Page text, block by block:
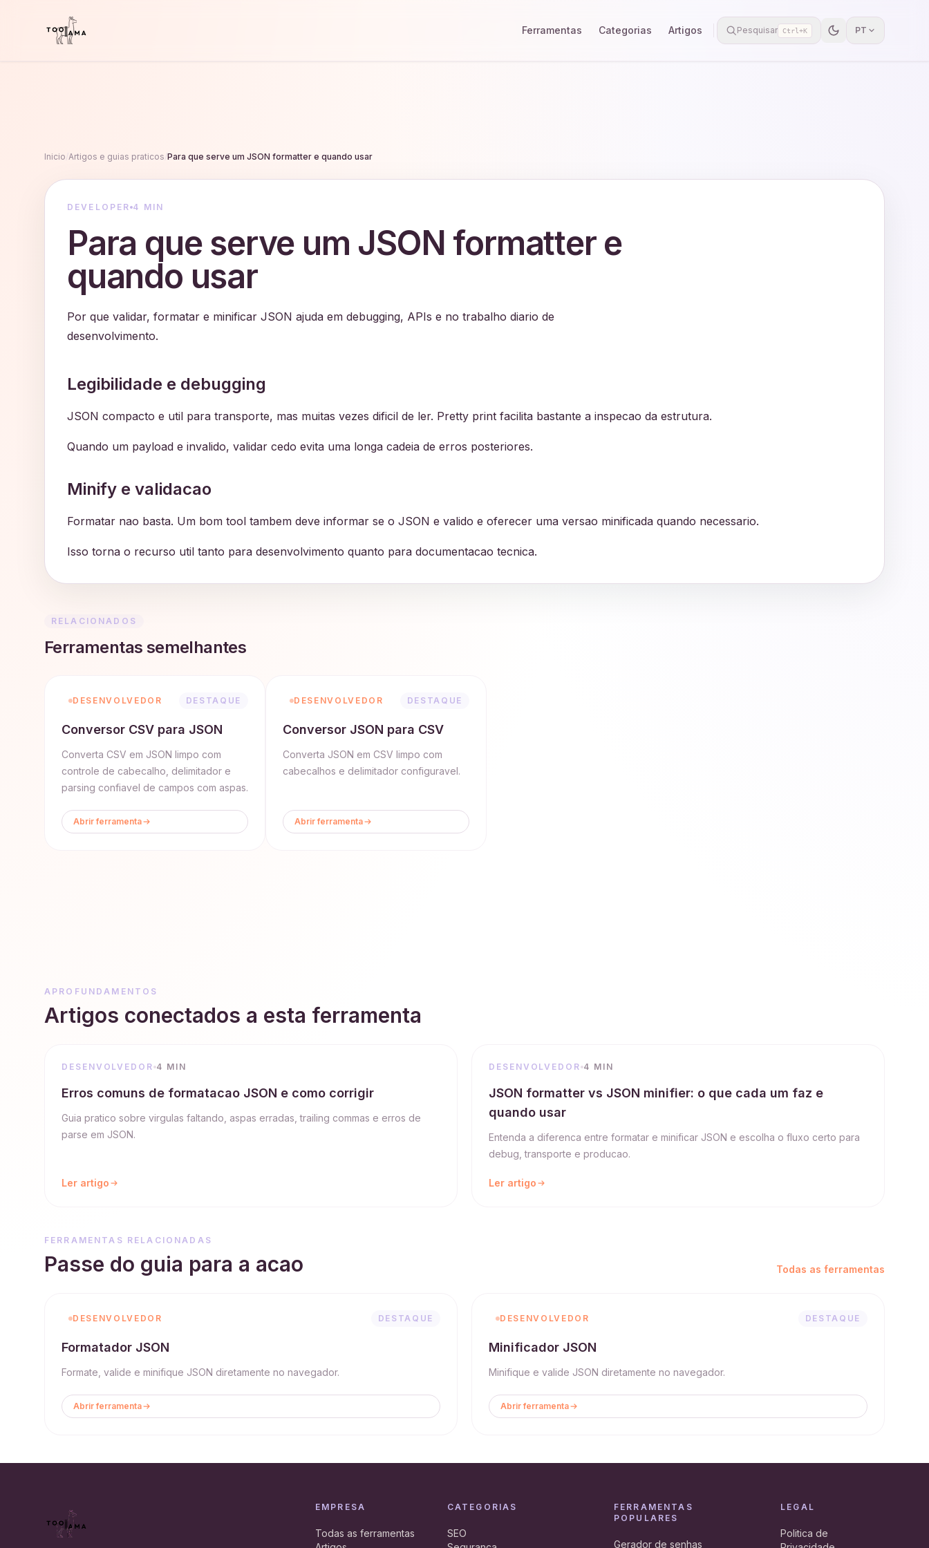
Ferramentas Categorias Artigos Pesquisar Ctrl+K PT
Inicio Artigos e guias praticos Para que serve um JSON formatter e quando usar
DEVELOPER 4 MIN
Para que serve um JSON formatter e
quando usar
Por que validar, formatar e minificar JSON ajuda em debugging, APIs e no trabalho diario de
desenvolvimento.
Legibilidade e debugging
JSON compacto e util para transporte, mas muitas vezes dificil de ler. Pretty print facilita bastante a inspecao da estrutura.
Quando um payload e invalido, validar cedo evita uma longa cadeia de erros posteriores.
Minify e validacao
Formatar nao basta. Um bom tool tambem deve informar se o JSON e valido e oferecer uma versao minificada quando necessario.
Isso torna o recurso util tanto para desenvolvimento quanto para documentacao tecnica.
RELACIONADOS
Ferramentas semelhantes
DESENVOLVEDOR DESTAQUE
Conversor CSV para JSON
Converta CSV em JSON limpo com
controle de cabecalho, delimitador e
parsing confiavel de campos com aspas.
Abrir ferramenta
DESENVOLVEDOR DESTAQUE
Conversor JSON para CSV
Converta JSON em CSV limpo com
cabecalhos e delimitador configuravel.
Abrir ferramenta
APROFUNDAMENTOS
Artigos conectados a esta ferramenta
DESENVOLVEDOR 4 MIN
Erros comuns de formatacao JSON e como corrigir
Guia pratico sobre virgulas faltando, aspas erradas, trailing commas e erros de
parse em JSON.
Ler artigo
DESENVOLVEDOR 4 MIN
JSON formatter vs JSON minifier: o que cada um faz e
quando usar
Entenda a diferenca entre formatar e minificar JSON e escolha o fluxo certo para
debug, transporte e producao.
Ler artigo
FERRAMENTAS RELACIONADAS
Passe do guia para a acao Todas as ferramentas
DESENVOLVEDOR DESTAQUE
Formatador JSON
Formate, valide e minifique JSON diretamente no navegador.
Abrir ferramenta
DESENVOLVEDOR DESTAQUE
Minificador JSON
Minifique e valide JSON diretamente no navegador.
Abrir ferramenta
EMPRESA
Todas as ferramentas
CATEGORIAS
SEO
FERRAMENTAS
POPULARES
Gerador de senhas
LEGAL
Politica de